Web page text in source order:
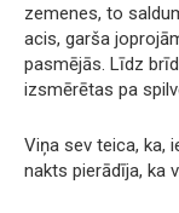
zemenes, to
acis, garša
pasmējās. Līdz
izsmērētas pa
Viņa sev teica, ka,
nakts pierādīja, ka